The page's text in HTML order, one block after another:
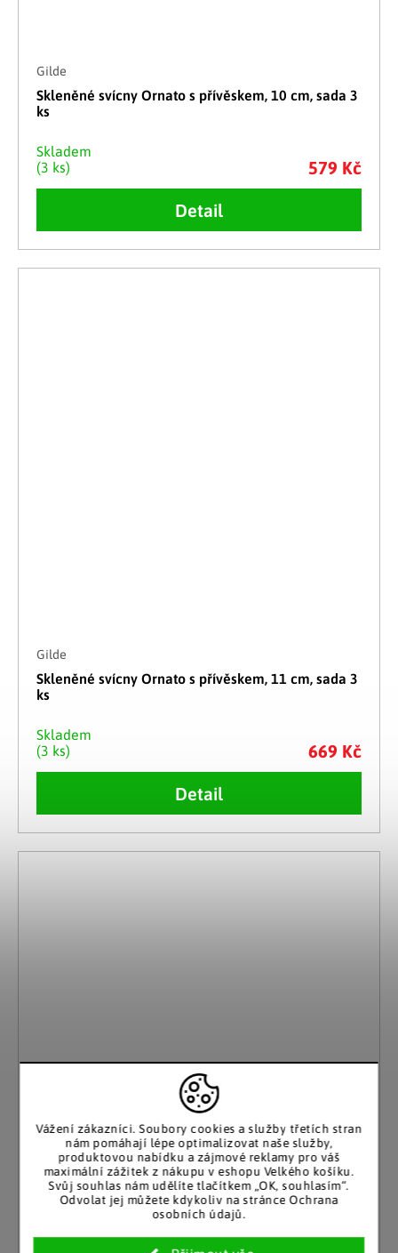
Vážení zákazníci. Soubory cookies a služby třetích stran
nám pomáhají lépe optimalizovat naše služby,
produktovou nabídku a zájmové reklamy pro váš
maximální zážitek z nákupu v eshopu Velkého košíku.
Svůj souhlas nám udělíte tlačítkem „OK, souhlasím“.
Odvolat jej můžete kdykoliv na stránce Ochrana
osobních údajů.
Gilde
Skleněné svícny Ornato s přívěskem, 10 cm, sada 3
ks
Skladem
(3 ks)
579 Kč
Detail
Gilde
Skleněné svícny Ornato s přívěskem, 11 cm, sada 3
ks
Skladem
(3 ks)
669 Kč
Detail
Gilde